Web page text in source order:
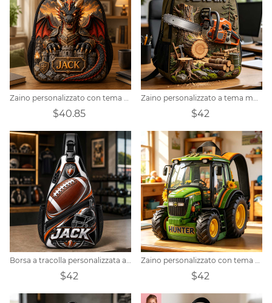
Zaino personalizzato con tema cavaliere, castello e drago.
$40.85
Zaino personalizzato a tema motosega per il disboscamento
$42
Borsa a tracolla personalizzata a tema football americano
$42
Zaino personalizzato con tema trattore agricolo
$42